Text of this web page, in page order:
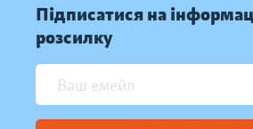
Підписатися на
розсилку